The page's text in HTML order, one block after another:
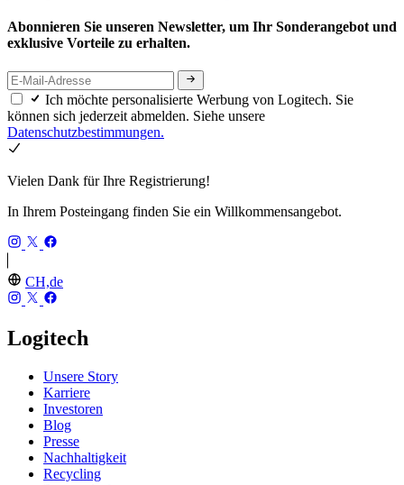
Abonnieren Sie unseren Newsletter, um Ihr Sonderangebot und
exklusive Vorteile zu erhalten.
Ich möchte personalisierte Werbung von Logitech. Sie
können sich jederzeit abmelden. Siehe unsere
Datenschutzbestimmungen.
Vielen Dank für Ihre Registrierung!
In Ihrem Posteingang finden Sie ein Willkommensangebot.
CH,de
Logitech
Unsere Story
Karriere
Investoren
Blog
Presse
Nachhaltigkeit
Recycling